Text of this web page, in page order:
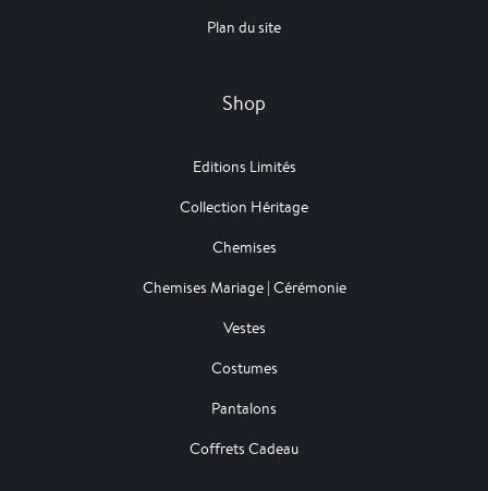
Plan du site
Shop
Editions Limités
Collection Héritage
Chemises
Chemises Mariage | Cérémonie
Vestes
Costumes
Pantalons
Coffrets Cadeau